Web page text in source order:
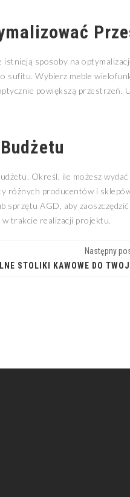
istnieją sposoby na
sufitu. Wybierz meble
powiększą przestrzeń.
Określ, ile możesz
różnych producentów i
sprzętu AGD, aby zaoszczędzić
trakcie realizacji projektu.
Następny